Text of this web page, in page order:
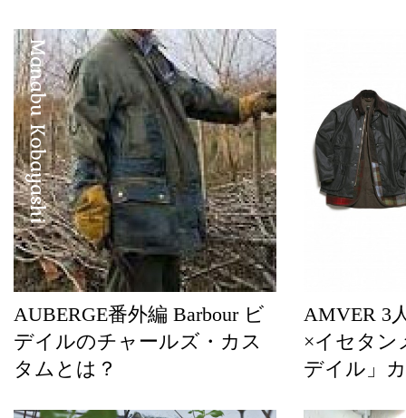
Manabu Kobayashi
AUBERGE番外編 Barbour ビ
デイルのチャールズ・カス
タムとは？
AMVER 3
×イセタン
デイル」